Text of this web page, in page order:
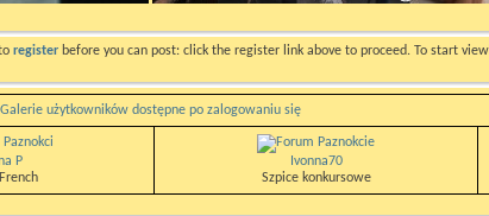
register before you can post: click the register link above to proceed. To start
Galerie użytkowników dostępne po zalogowaniu się
P
Ivonna70
Szpice konkursowe